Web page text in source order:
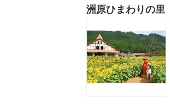
洲原ひまわりの里